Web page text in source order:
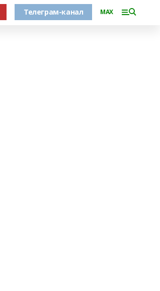
Телеграм-канал MAX